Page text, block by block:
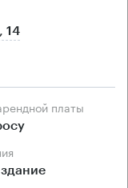
14
платы